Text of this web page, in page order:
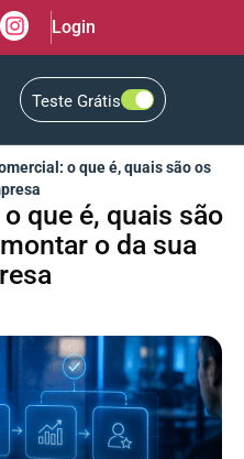
Login
Teste Grátis
o que é, quais são os
que é, quais são
o da sua